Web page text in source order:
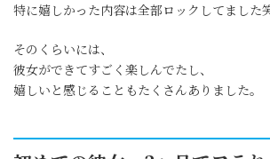
特に嬉しかった内容は全部ロックしてました
そのくらいには、
彼女ができてすごく楽しんでたし、
嬉しいと感じることもたくさんありました。